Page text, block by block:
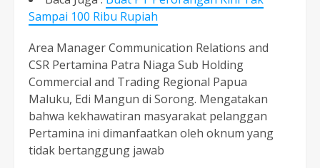
Sampai 100 Ribu Rupiah
Area Manager Communication Relations and
CSR Pertamina Patra Niaga Sub Holding
Commercial and Trading Regional Papua
Maluku, Edi Mangun di Sorong. Mengatakan
bahwa kekhawatiran masyarakat pelanggan
Pertamina ini dimanfaatkan oleh oknum yang
tidak bertanggung jawab